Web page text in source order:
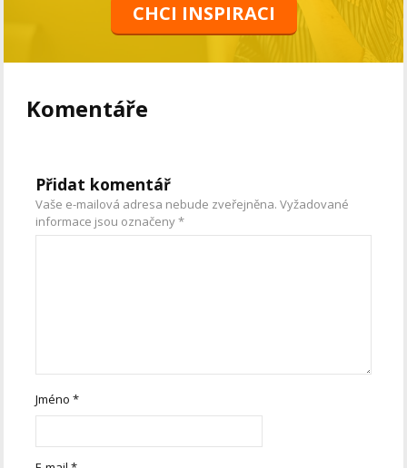
CHCI INSPIRACI
Komentáře
Přidat komentář
Vaše e-mailová adresa nebude zveřejněna. Vyžadované
informace jsou označeny*
Jméno*